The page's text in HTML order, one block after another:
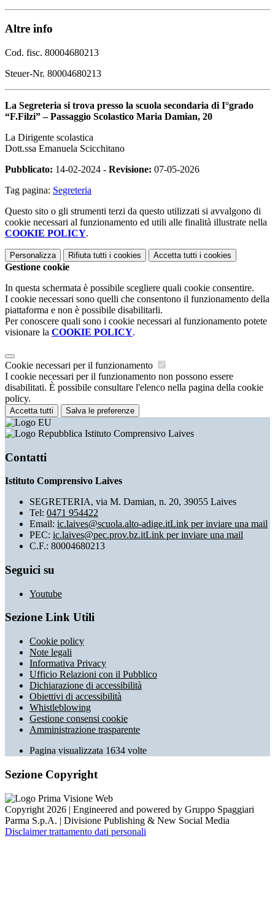
Altre info
Cod. fisc. 80004680213
Steuer-Nr. 80004680213
La Segreteria si trova presso la scuola secondaria di I°grado
“F.Filzi” –Passaggio Scolastico Maria Damian, 20
La Dirigente scolastica
Dott.ssa Emanuela Scicchitano
Pubblicato: 14-02-2024 - Revisione: 07-05-2026
Tag pagina: Segreteria
Questo sito o gli strumenti terzi da questo utilizzati si avvalgono di
cookie necessari al funzionamento ed utili alle finalità illustrate nella
COOKIE POLICY.
Personalizza Rifiuta tutti i cookies Accetta tutti i cookies
Gestione cookie
In questa schermata è possibile scegliere quali cookie consentire.
I cookie necessari sono quelli che consentono il funzionamento della
piattaforma e non è possibile disabilitarli.
Per conoscere quali sono i cookie necessari al funzionamento potete
visionare la COOKIE POLICY.
Cookie necessari per il funzionamento
I cookie necessari per il funzionamento non possono essere
disabilitati. È possibile consultare l'elenco nella pagina della cookie
policy.
Accetta tutti Salva le preferenze
Istituto Comprensivo Laives
Contatti
Istituto Comprensivo Laives
SEGRETERIA, via M. Damian, n. 20, 39055 Laives
Tel: 0471 954422
Email: ic.laives@scuola.alto-adige.itLink per inviare una mail
PEC: ic.laives@pec.prov.bz.itLink per inviare una mail
C.F.: 80004680213
Seguici su
Youtube
Sezione Link Utili
Cookie policy
Note legali
Informativa Privacy
Ufficio Relazioni con il Pubblico
Dichiarazione di accessibilità
Obiettivi di accessibilità
Whistleblowing
Gestione consensi cookie
Amministrazione trasparente
Pagina visualizzata 1634 volte
Sezione Copyright
Copyright 2026 | Engineered and powered by Gruppo Spaggiari
Parma S.p.A. | Divisione Publishing & New Social Media
Disclaimer trattamento dati personali